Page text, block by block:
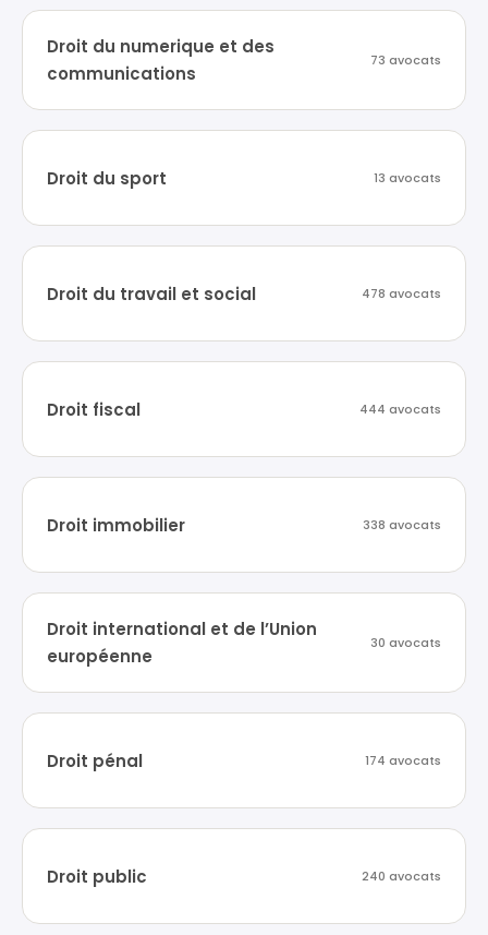
Droit du numerique et des
communications
73 avocats
Droit du sport 13 avocats
Droit du travail et social 478 avocats
Droit fiscal 444 avocats
Droit immobilier 338 avocats
Droit international et de l’Union
européenne
30 avocats
Droit pénal 174 avocats
Droit public 240 avocats